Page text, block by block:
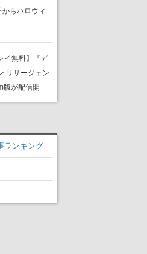
らハロウィ
が準備中。シ
城前のスライ
ィン風に
イ無料】『デ
リサージェン
版が配信開
ビジョン』シ
ランキング